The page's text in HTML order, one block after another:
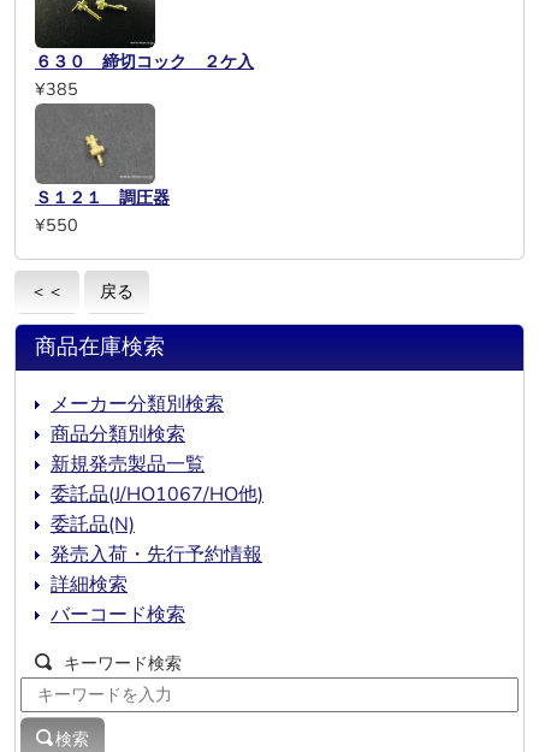
６３０ 締切コック ２ケ入
¥385
Ｓ１２１ 調圧器
¥550
＜＜ 戻る
商品在庫検索
メーカー分類別検索
商品分類別検索
新規発売製品一覧
委託品(J/HO1067/HO他)
委託品(N)
発売入荷・先行予約情報
詳細検索
バーコード検索
キーワード検索
検索